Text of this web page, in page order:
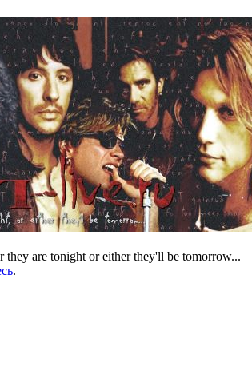
are tonight or either they'll be tomorrow...
.